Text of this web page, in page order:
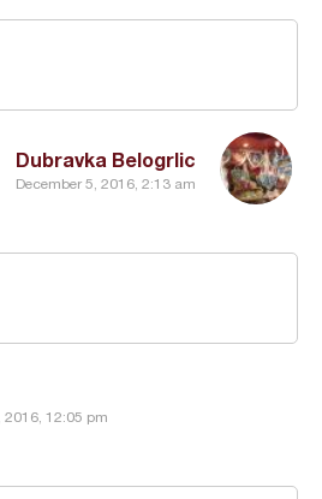
Dubravka Belogrlic
December 5, 2016, 2:13 am
2016, 12:05 pm